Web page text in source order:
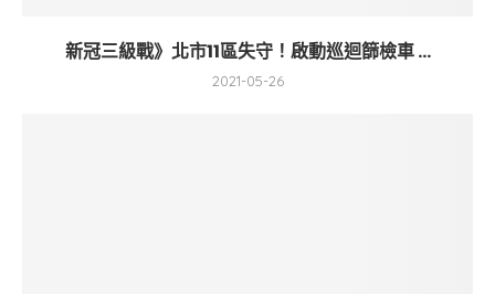
新冠三級戰》北市11區失守！啟動巡迴篩檢車 ...
2021-05-26